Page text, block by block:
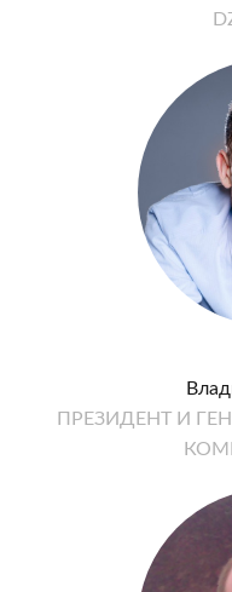
ПРЕЗИДЕНТ И